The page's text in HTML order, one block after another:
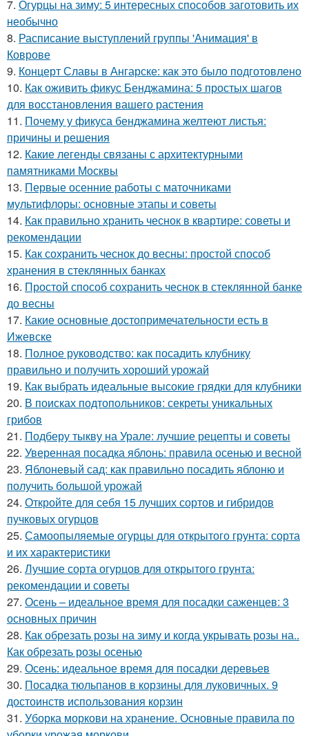
7. Огурцы на зиму: 5 интересных способов заготовить их
необычно
8. Расписание выступлений группы 'Анимация' в
Коврове
9. Концерт Славы в Ангарске: как это было подготовлено
10. Как оживить фикус Бенджамина: 5 простых шагов
для восстановления вашего растения
11. Почему у фикуса бенджамина желтеют листья:
причины и решения
12. Какие легенды связаны с архитектурными
памятниками Москвы
13. Первые осенние работы с маточниками
мультифлоры: основные этапы и советы
14. Как правильно хранить чеснок в квартире: советы и
рекомендации
15. Как сохранить чеснок до весны: простой способ
хранения в стеклянных банках
16. Простой способ сохранить чеснок в стеклянной банке
до весны
17. Какие основные достопримечательности есть в
Ижевске
18. Полное руководство: как посадить клубнику
правильно и получить хороший урожай
19. Как выбрать идеальные высокие грядки для клубники
20. В поисках подтопольников: секреты уникальных
грибов
21. Подберу тыкву на Урале: лучшие рецепты и советы
22. Уверенная посадка яблонь: правила осенью и весной
23. Яблоневый сад: как правильно посадить яблоню и
получить большой урожай
24. Откройте для себя 15 лучших сортов и гибридов
пучковых огурцов
25. Самоопыляемые огурцы для открытого грунта: сорта
и их характеристики
26. Лучшие сорта огурцов для открытого грунта:
рекомендации и советы
27. Осень – идеальное время для посадки саженцев: 3
основных причин
28. Как обрезать розы на зиму и когда укрывать розы на..
Как обрезать розы осенью
29. Осень: идеальное время для посадки деревьев
30. Посадка тюльпанов в корзины для луковичных. 9
достоинств использования корзин
31. Уборка моркови на хранение. Основные правила по